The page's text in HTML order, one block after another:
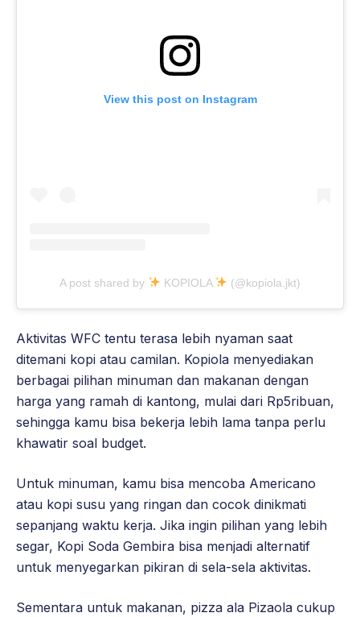
View this post on Instagram
A post shared by KOPIOLA (@kopiola.jkt)
Aktivitas WFC tentu terasa lebih nyaman saat
ditemani kopi atau camilan. Kopiola menyediakan
berbagai pilihan minuman dan makanan dengan
harga yang ramah di kantong, mulai dari Rp5ribuan,
sehingga kamu bisa bekerja lebih lama tanpa perlu
khawatir soal budget.
Untuk minuman, kamu bisa mencoba Americano
atau kopi susu yang ringan dan cocok dinikmati
sepanjang waktu kerja. Jika ingin pilihan yang lebih
segar, Kopi Soda Gembira bisa menjadi alternatif
untuk menyegarkan pikiran di sela-sela aktivitas.
Sementara untuk makanan, pizza ala Pizaola cukup